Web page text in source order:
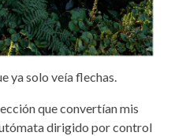
ya solo veía flechas.
que convertían mis
dirigido por control